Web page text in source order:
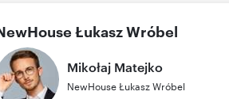
Łukasz Wróbel
Mikołaj Matejko
NewHouse Łukasz Wróbel